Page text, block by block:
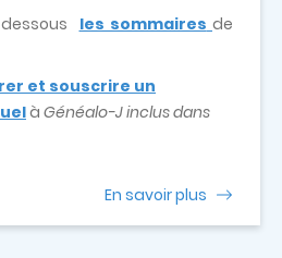
les sommaires de
et souscrire un
à Généalo-J inclus dans
En savoir plus